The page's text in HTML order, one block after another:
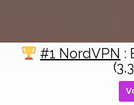
#1 NordVPN :